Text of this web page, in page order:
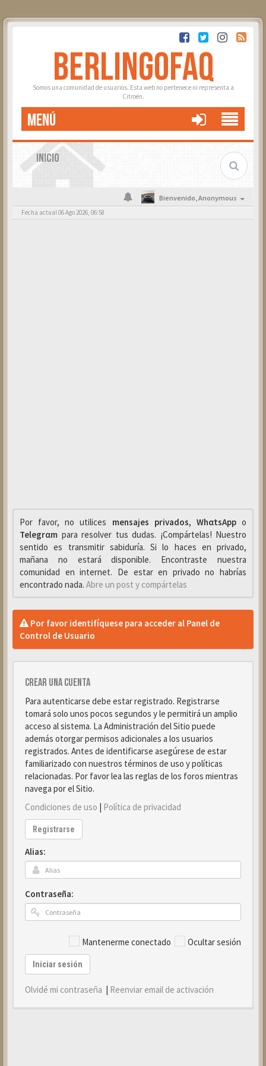
BERLINGOFAQ
Somos una comunidad de usuarios. Esta web no pertenece ni representa a
Citroën.
MENÚ
INICIO
Bienvenido,Anonymous
Fecha actual 06 Ago 2026, 06:58
Por favor, no utilices mensajes privados, WhαtsAppo
Telegrαm para resolver tus dudas. ¡Compártelas! Nuestro
sentido es transmitir sabiduría. Si lo haces en privado,
mañana no estará disponible. Encontraste nuestra
comunidad en internet. De estar en privado no habrías
encontrado nada. Abre un post y compártelas
Por favor identifíquese para acceder al Panel de
Control de Usuario
Crear una cuenta
Para autenticarse debe estar registrado. Registrarse
tomará solo unos pocos segundos y le permitirá un amplio
acceso al sistema. La Administración del Sitio puede
además otorgar permisos adicionales a los usuarios
registrados. Antes de identificarse asegúrese de estar
familiarizado con nuestros términos de uso y políticas
relacionadas. Por favor lea las reglas de los foros mientras
navega por el Sitio.
Condiciones de uso | Política de privacidad
Registrarse
Alias:
Contraseña:
Mantenerme conectado Ocultar sesión
Iniciar sesión
Olvidé mi contraseña | Reenviar email de activación